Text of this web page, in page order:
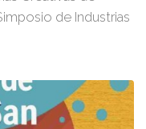
de Industrias